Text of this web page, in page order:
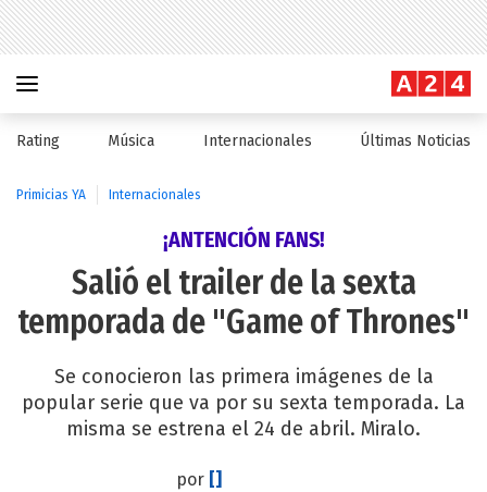
Rating Música Internacionales Últimas Noticias
Primicias YA Internacionales
¡ANTENCIÓN FANS!
Salió el trailer de la sexta
temporada de "Game of Thrones"
Se conocieron las primera imágenes de la
popular serie que va por su sexta temporada. La
misma se estrena el 24 de abril. Miralo.
por []